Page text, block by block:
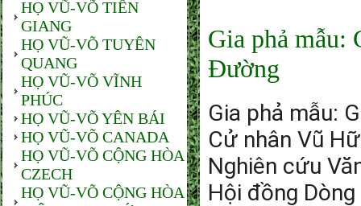
HỌ VŨ-VÕ TIỀN
GIANG
HỌ VŨ-VÕ TUYÊN
QUANG
HỌ VŨ-VÕ VĨNH
PHÚC
HỌ VŨ-VÕ YÊN BÁI
HỌ VŨ-VÕ CANADA
HỌ VŨ-VÕ CỘNG HÒA
CZECH
HỌ VŨ-VÕ CỘNG HÒA
Gia phả mẫu:
Đường
Gia phả mẫu:
Cử nhân Vũ
Nghiên cứu
Hội đồng